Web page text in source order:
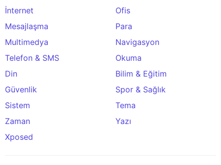
İnternet
Ofis
Mesajlaşma
Para
Multimedya
Navigasyon
Telefon & SMS
Okuma
Din
Bilim & Eğitim
Güvenlik
Spor & Sağlık
Sistem
Tema
Zaman
Yazı
Xposed